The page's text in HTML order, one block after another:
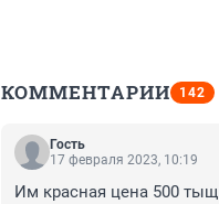
КОММЕНТАРИИ 142
Гость
17 февраля 2023, 10:19
Им красная цена 500 тыщ